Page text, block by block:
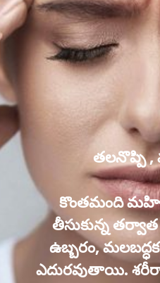
తలనొప్పి ,
కొంతమంది
తీసుకున్న
ఉబ్బరం,
ఎదురవుతాయి.